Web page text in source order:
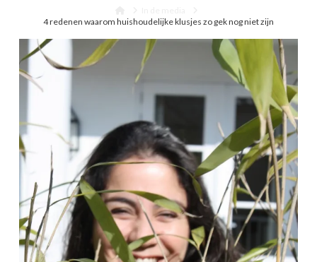
4 redenen waarom huishoudelijke klusjes zo gek nog niet zijn